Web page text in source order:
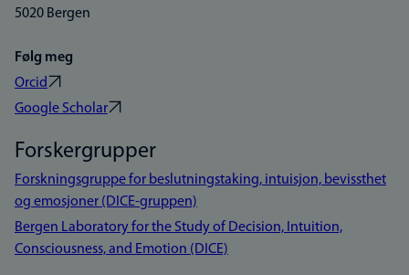
5020 Bergen
Følg meg
Orcid
Google Scholar
Forskergrupper
Forskningsgruppe for beslutningstaking, intuisjon, bevissthet
og emosjoner (DICE-gruppen)
Bergen Laboratory for the Study of Decision, Intuition,
Consciousness, and Emotion (DICE)